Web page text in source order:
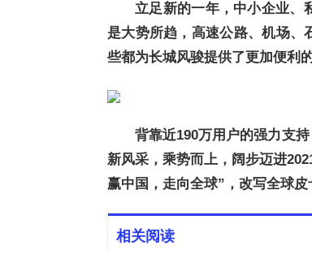
立足新的一年，中小企业、
是大势所趋，高速公路、机场、
些都为长城风骏提供了更加便利
背靠近190万用户的强力支
新风采，乘势而上，阔步迈进
赢中国，走向全球”，改写全球皮
相关阅读